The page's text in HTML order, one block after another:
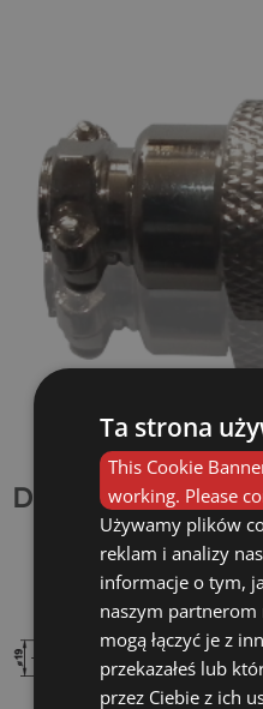
Dimensionen
Ta strona
This Cookie
working. Please
Używamy plików
reklam i analizy
informacje o tym,
naszym
mogą łączyć je z
przekazałeś lub
przez Ciebie z ich